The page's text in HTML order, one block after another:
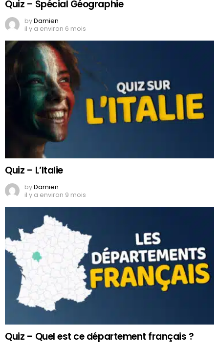
Quiz – Spécial Géographie
byDamien
il y a environ 6 mois
Quiz – L’Italie
byDamien
il y a environ 9 mois
Quiz – Quel est ce département français ?